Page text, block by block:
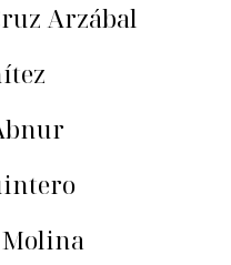
Arzábal